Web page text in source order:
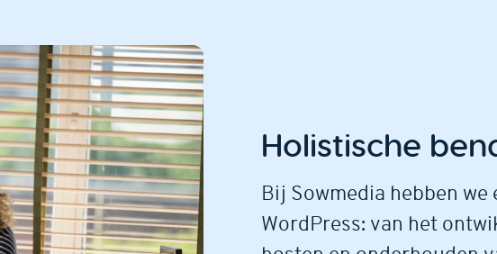
Holistische
Bij Sowmedia hebben
WordPress: van het